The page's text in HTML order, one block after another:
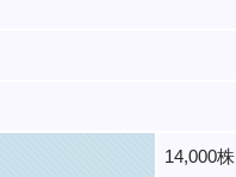
14,000株